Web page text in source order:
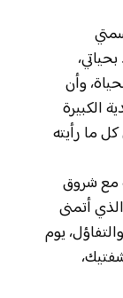
وأن
الكبيرة
ما رأيته
مع شروق
أتمنى
يوم